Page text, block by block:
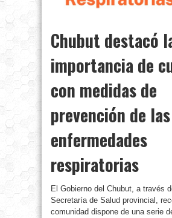
Chubut destacó
importancia de
con medidas de
prevención de las
enfermedades
respiratorias
El Gobierno del Chubut, a través
Secretaría de Salud provincial,
comunidad dispone de una serie